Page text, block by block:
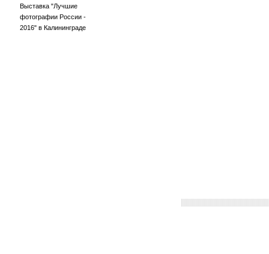
Выставка "Лучшие
фотографии России -
2016" в Калининграде